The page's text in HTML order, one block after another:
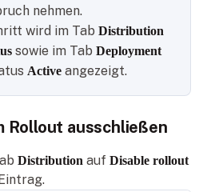
nehmen.
wird im Tab Distribution
sowie im Tab Deployment
Active angezeigt.
Rollout ausschließen
Distribution auf Disable rollout